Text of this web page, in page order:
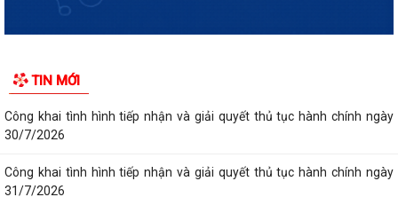
TIN MỚI
Công khai tình hình tiếp nhận và giải quyết thủ tục hành chính ngày
30/7/2026
Công khai tình hình tiếp nhận và giải quyết thủ tục hành chính ngày
31/7/2026